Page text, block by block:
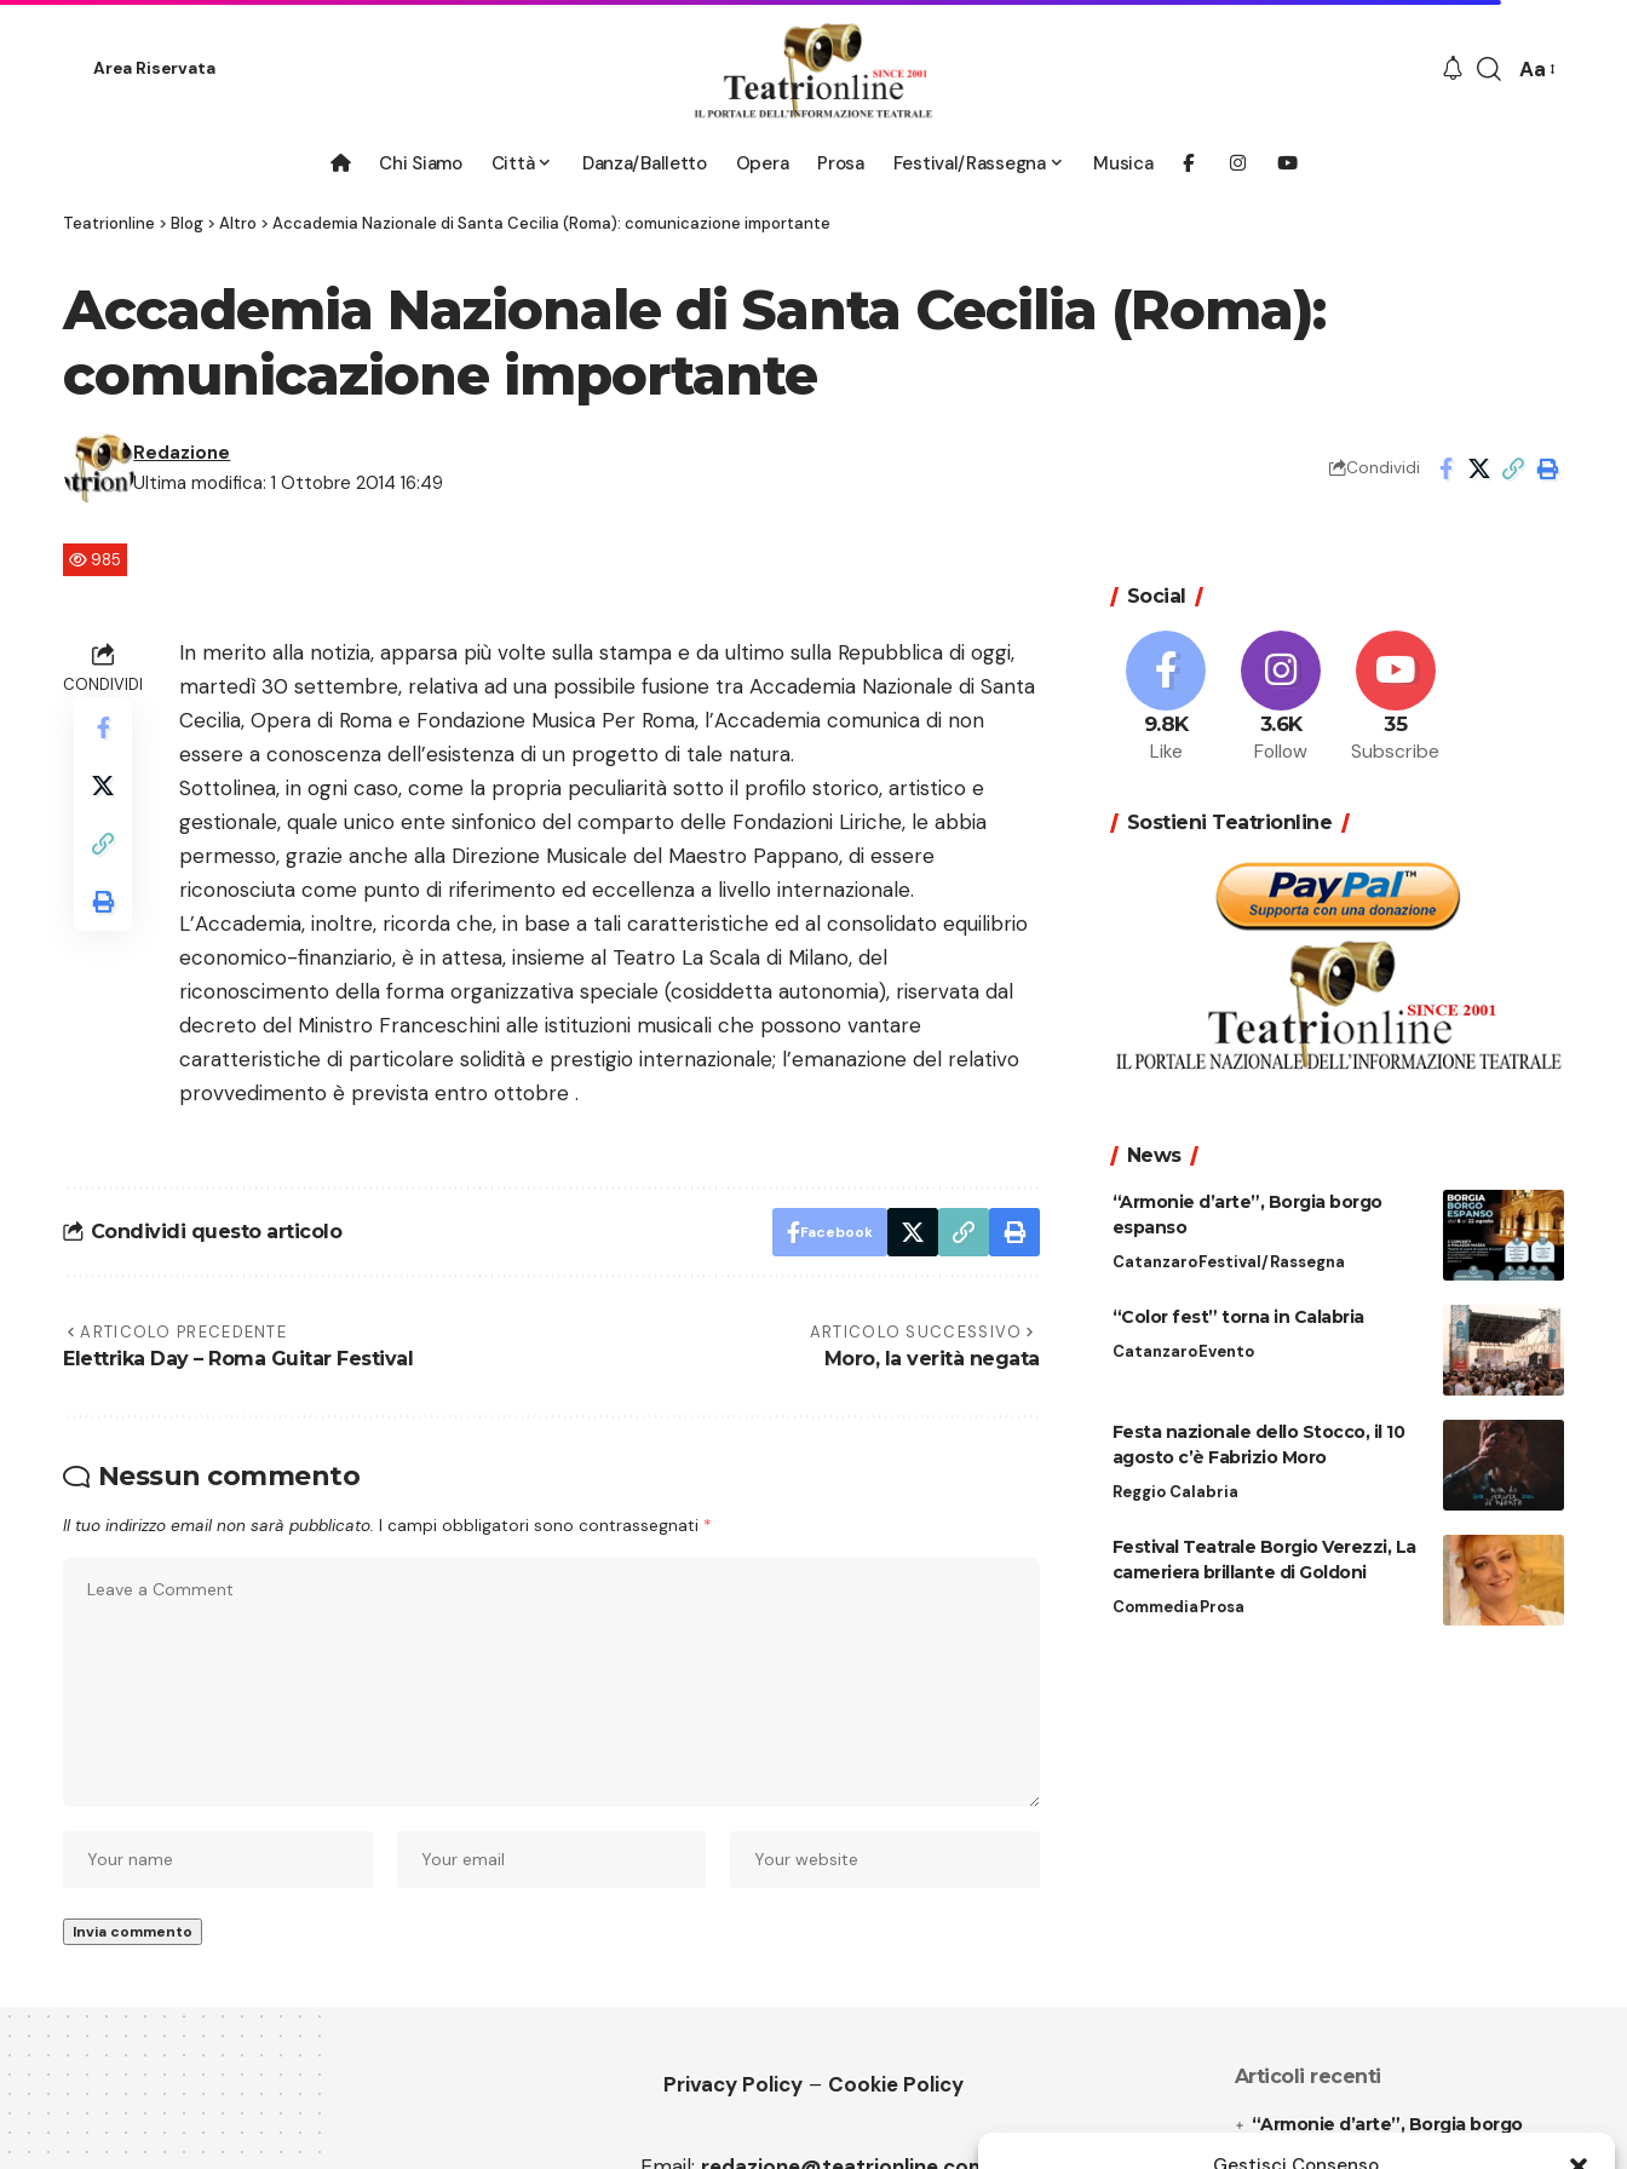
Area Riservata
Font
Aa
Chi Siamo Città Danza/Balletto Opera Prosa Festival/Rassegna Musica
Teatrionline > Blog > Altro > Accademia Nazionale di Santa Cecilia (Roma): comunicazione importante
Accademia Nazionale di Santa Cecilia (Roma):
comunicazione importante
Ultima modifica: 1 Ottobre 2014 16:49
Redazione
Condividi
985
CONDIVIDI
In merito alla notizia, apparsa più volte sulla stampa e da ultimo sulla Repubblica di oggi,
martedì 30 settembre, relativa ad una possibile fusione tra Accademia Nazionale di Santa
Cecilia, Opera di Roma e Fondazione Musica Per Roma, l’Accademia comunica di non
essere a conoscenza dell’esistenza di un progetto di tale natura.
Sottolinea, in ogni caso, come la propria peculiarità sotto il profilo storico, artistico e
gestionale, quale unico ente sinfonico del comparto delle Fondazioni Liriche, le abbia
permesso, grazie anche alla Direzione Musicale del Maestro Pappano, di essere
riconosciuta come punto di riferimento ed eccellenza a livello internazionale.
L’Accademia, inoltre, ricorda che, in base a tali caratteristiche ed al consolidato equilibrio
economico-finanziario, è in attesa, insieme al Teatro La Scala di Milano, del
riconoscimento della forma organizzativa speciale (cosiddetta autonomia), riservata dal
decreto del Ministro Franceschini alle istituzioni musicali che possono vantare
caratteristiche di particolare solidità e prestigio internazionale; l’emanazione del relativo
provvedimento è prevista entro ottobre .
Condividi questo articolo Facebook
ARTICOLO PRECEDENTE
Elettrika Day – Roma Guitar Festival
ARTICOLO SUCCESSIVO
Moro, la verità negata
Nessun commento
Il tuo indirizzo email non sarà pubblicato. I campi obbligatori sono contrassegnati *
Social
9.8K
Like
3.6K
Follow
35
Subscribe
Sostieni Teatrionline
News
“Armonie d’arte”, Borgia borgo
espanso
CatanzaroFestival/Rassegna
“Color fest” torna in Calabria
CatanzaroEvento
Festa nazionale dello Stocco, il 10
agosto c’è Fabrizio Moro
Reggio Calabria
Festival Teatrale Borgio Verezzi, La
cameriera brillante di Goldoni
CommediaProsa
Privacy Policy – Cookie Policy Articoli recenti
“Armonie d’arte”, Borgia borgo